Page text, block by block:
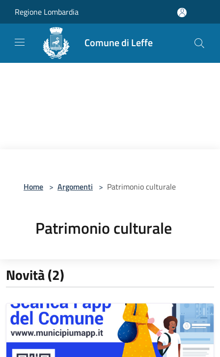
Regione Lombardia
Comune di Leffe
Home > Argomenti > Patrimonio culturale
Patrimonio culturale
Novità (2)